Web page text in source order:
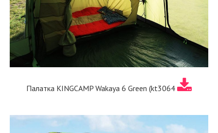
Палатка KINGCAMP Wakaya 6 Green (kt3064